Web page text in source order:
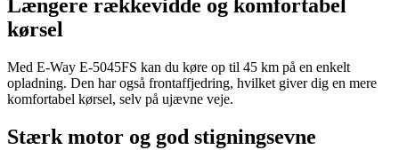
Længere rækkevidde og komfortabel
kørsel
Med E-Way E-5045FS kan du køre op til 45 km på en enkelt
opladning. Den har også frontaffjedring, hvilket giver dig en mere
komfortabel kørsel, selv på ujævne veje.
Stærk motor og god stigningsevne